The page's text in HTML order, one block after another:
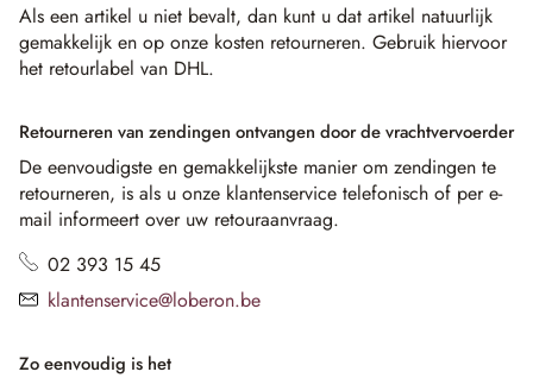
Als een artikel u niet bevalt, dan kunt u dat artikel natuurlijk
gemakkelijk en op onze kosten retourneren. Gebruik hiervoor
het retourlabel van DHL.
Retourneren van zendingen ontvangen door de vrachtvervoerder
De eenvoudigste en gemakkelijkste manier om zendingen te
retourneren, is als u onze klantenservice telefonisch of per e-
mail informeert over uw retouraanvraag.
02 393 15 45
klantenservice@loberon.be
Zo eenvoudig is het